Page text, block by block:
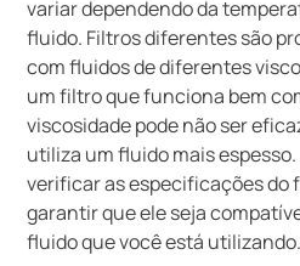
variar dependendo da
fluido. Filtros diferentes são
com fluidos de diferentes
um filtro que funciona bem
viscosidade pode não ser
utiliza um fluido mais
verificar as especificações do
garantir que ele seja
fluido que você está utilizando.